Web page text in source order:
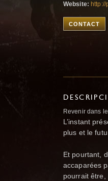
Website:
CONTACT
Revenir dans
L’instant
plus et le
Et pourtant,
accaparées
pourrait être,